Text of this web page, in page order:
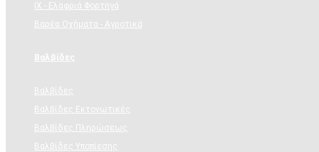
ΙΧ - Ελαφριά Φορτηγά
Βαρέα Οχήματα - Αγροτικά
Βαλβίδες
Βαλβίδες
Βαλβίδες Εκτονωτικές
Βαλβίδες Πληρώσεως
Βαλβίδες Υποπίεσης